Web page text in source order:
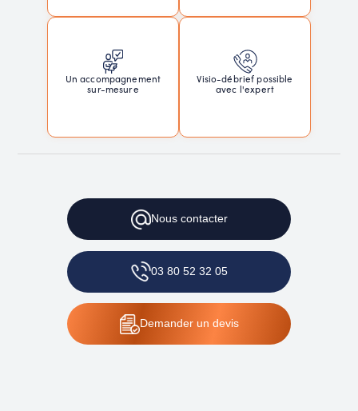
Un accompagnement
sur-mesure
Visio-débrief possible
avec l'expert
Nouscontacter
03 80 52 32 05
Demanderun devis